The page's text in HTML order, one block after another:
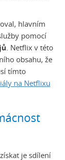
hlavním
pomocí
. Netflix v této
obsahu, že
tímto
na Netflixu
je sdílení